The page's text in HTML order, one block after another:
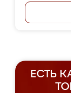
ЕСТЬ